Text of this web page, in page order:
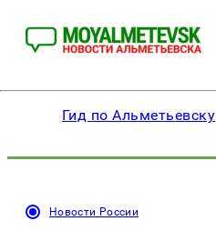
Гид по Альметьевску
Новости России